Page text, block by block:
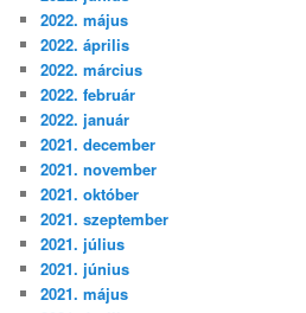
2022. május
2022. április
2022. március
2022. február
2022. január
2021. december
2021. november
2021. október
2021. szeptember
2021. július
2021. június
2021. május